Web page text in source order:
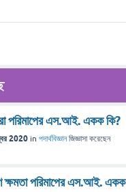
পরিমাপের এস.আই. একক কি?
2020 in পদার্থবিজ্ঞান জিজ্ঞাসা করেছেন
ক্ষমতা পরিমাপের এস.আই. একক